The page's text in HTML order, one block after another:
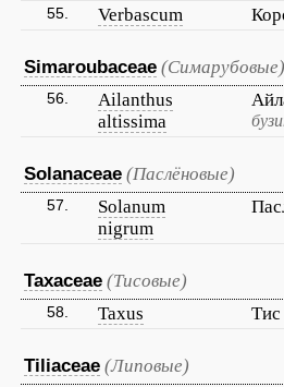
55. Verbascum
Simaroubaceae (Симарубовые)
56.
Ailanthus
altissima
Solanaceae (Паслёновые)
57.
Solanum
nigrum
Taxaceae (Тисовые)
58. Taxus Тис
Tiliaceae (Липовые)